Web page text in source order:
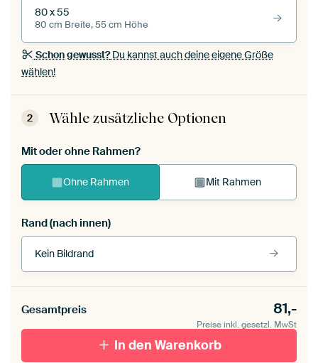
80 x 55
80 cm Breite, 55 cm Höhe
Schon gewusst?Du kannst auch deine eigene Größe
wählen!
2 Wähle zusätzliche Optionen
Mit oder ohne Rahmen?
Ohne Rahmen Mit Rahmen
Rand (nach innen)
Kein Bildrand
schwarz (Holzrahmen)
Gesamtpreis 81,-
Preise inkl. gesetzl. MwSt
In den Warenkorb